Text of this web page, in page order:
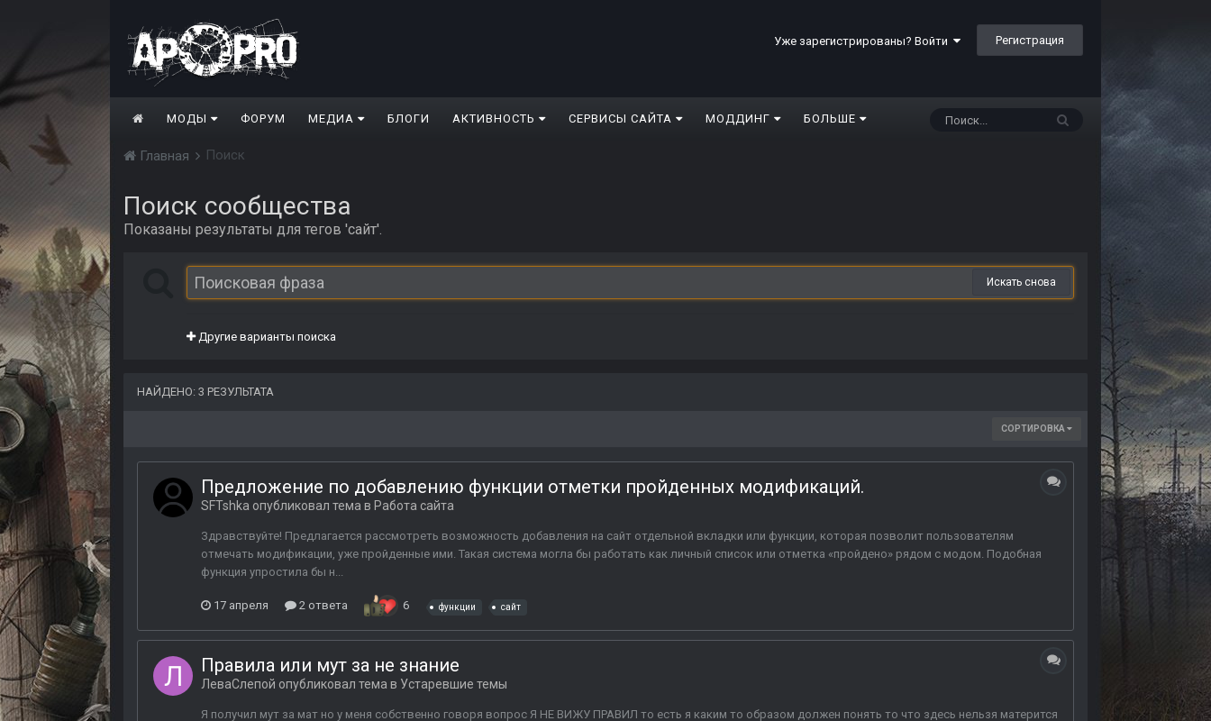
Уже зарегистрированы? Войти Регистрация
МОДЫ ФОРУМ МЕДИА БЛОГИ АКТИВНОСТЬ СЕРВИСЫ САЙТА МОДДИНГ БОЛЬШЕ
Главная Поиск
Поиск сообщества
Показаны результаты для тегов 'сайт'.
Искать снова
Другие варианты поиска
НАЙДЕНО: 3 РЕЗУЛЬТАТА
СОРТИРОВКА
Предложение по добавлению функции отметки пройденных модификаций.
SFTshka опубликовал тема в Работа сайта
Здравствуйте! Предлагается рассмотреть возможность добавления на сайт отдельной вкладки или функции, которая позволит пользователям
отмечать модификации, уже пройденные ими. Такая система могла бы работать как личный список или отметка «пройдено» рядом с модом. Подобная
функция упростила бы н...
17 апреля 2 ответа 6 функции сайт
Правила или мут за не знание
ЛеваСлепой опубликовал тема в Устаревшие темы
Я получил мут за мат но у меня собственно говоря вопрос Я НЕ ВИЖУ ПРАВИЛ то есть я каким то образом должен понять то что здесь нельзя матерится